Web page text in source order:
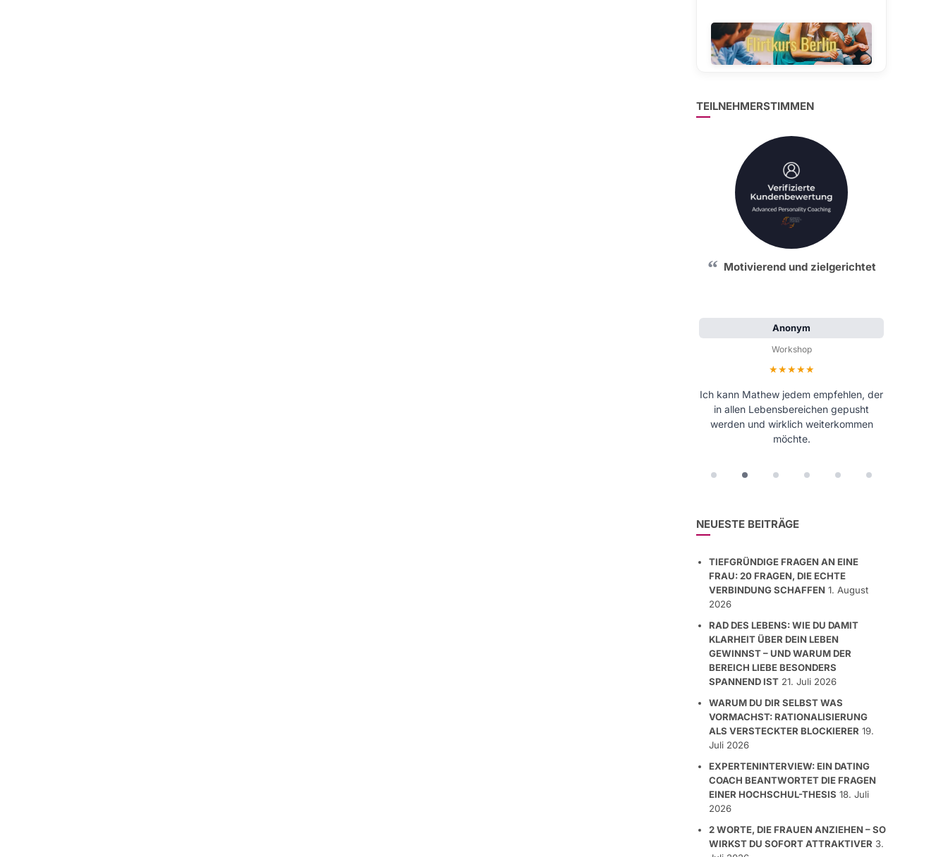
TEILNEHMERSTIMMEN
Motivierend und zielgerichtet
Anonym
Workshop
Bewertung: 5 von 5 Sternen
Ich kann Mathew jedem empfehlen, der
in allen Lebensbereichen gepusht
werden und wirklich weiterkommen
möchte.
NEUESTE BEITRÄGE
TIEFGRÜNDIGE FRAGEN AN EINE
FRAU: 20 FRAGEN, DIE ECHTE
VERBINDUNG SCHAFFEN 1. August
2026
RAD DES LEBENS: WIE DU DAMIT
KLARHEIT ÜBER DEIN LEBEN
GEWINNST – UND WARUM DER
BEREICH LIEBE BESONDERS
SPANNEND IST 21. Juli 2026
WARUM DU DIR SELBST WAS
VORMACHST: RATIONALISIERUNG
ALS VERSTECKTER BLOCKIERER 19.
Juli 2026
EXPERTENINTERVIEW: EIN DATING
COACH BEANTWORTET DIE FRAGEN
EINER HOCHSCHUL-THESIS 18. Juli
2026
2 WORTE, DIE FRAUEN ANZIEHEN – SO
WIRKST DU SOFORT ATTRAKTIVER 3.